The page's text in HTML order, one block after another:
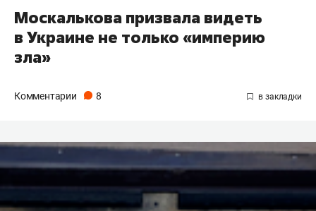
Москалькова призвала видеть
в Украине не только «империю
зла»
Комментарии 8